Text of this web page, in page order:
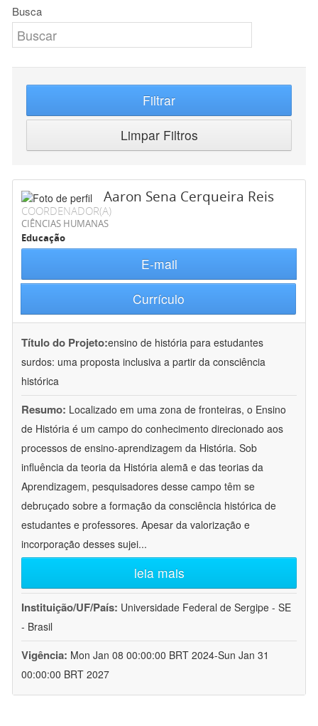
Busca
Filtrar
Limpar Filtros
Aaron Sena Cerqueira Reis
COORDENADOR(A)
CIÊNCIAS HUMANAS
Educação
E-mail
Currículo
Título do Projeto:ensino de história para estudantes
surdos: uma proposta inclusiva a partir da consciência
histórica
Resumo: Localizado em uma zona de fronteiras, o Ensino
de História é um campo do conhecimento direcionado aos
processos de ensino-aprendizagem da História. Sob
influência da teoria da História alemã e das teorias da
Aprendizagem, pesquisadores desse campo têm se
debruçado sobre a formação da consciência histórica de
estudantes e professores. Apesar da valorização e
incorporação desses sujei...
leia mais
Instituição/UF/País: Universidade Federal de Sergipe - SE
- Brasil
Vigência: Mon Jan 08 00:00:00 BRT 2024-Sun Jan 31
00:00:00 BRT 2027